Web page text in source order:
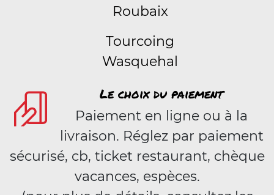
Roubaix
Tourcoing
Wasquehal
Le choix du paiement
Paiement en ligne ou à la
livraison. Réglez par paiement
sécurisé, cb, ticket restaurant, chèque
vacances, espèces.